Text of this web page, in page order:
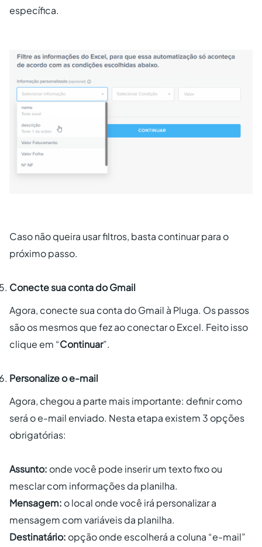
específica.
Caso não queira usar filtros, basta continuar para o
próximo passo.
Conecte sua conta do Gmail
Agora, conecte sua conta do Gmail à Pluga. Os passos
são os mesmos que fez ao conectar o Excel. Feito isso
clique em “Continuar”.
Personalize o e-mail
Agora, chegou a parte mais importante: definir como
será o e-mail enviado. Nesta etapa existem 3 opções
obrigatórias:
Assunto: onde você pode inserir um texto fixo ou
mesclar com informações da planilha.
Mensagem: o local onde você irá personalizar a
mensagem com variáveis da planilha.
Destinatário: opção onde escolherá a coluna “e-mail”